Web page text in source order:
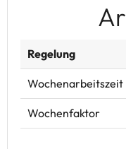
Regelung
Wochenarbeitszeit
Wochenfaktor